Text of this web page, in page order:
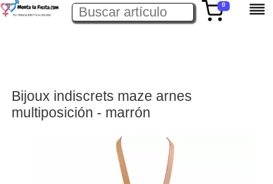
0
Bijoux indiscrets maze arnes
multiposición - marrón